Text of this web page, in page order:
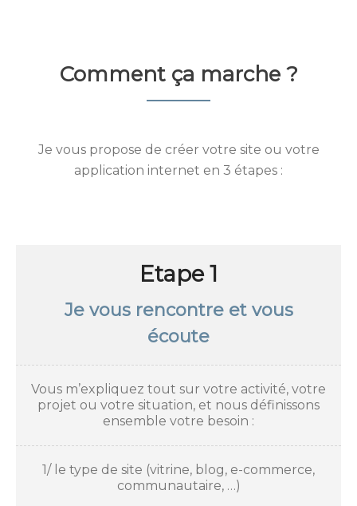
Comment ça marche ?
Je vous propose de créer votre site ou votre
application internet en 3 étapes :
Etape 1
Je vous rencontre et vous
écoute
Vous m’expliquez tout sur votre activité, votre
projet ou votre situation, et nous définissons
ensemble votre besoin :
1/ le type de site (vitrine, blog, e-commerce,
communautaire, …)